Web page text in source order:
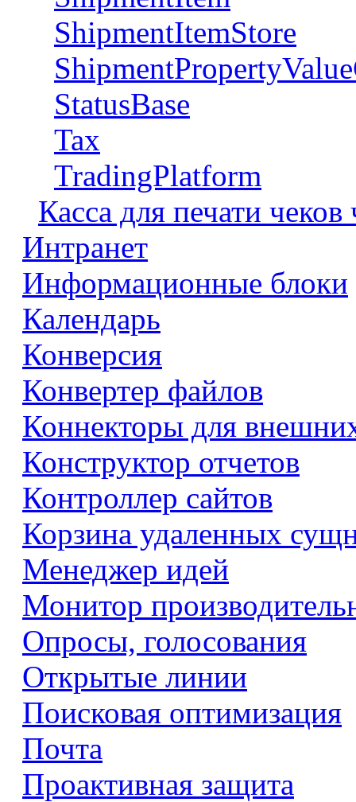
ShipmentItemStore
StatusBase
Tax
TradingPlatform
Касса для печати
Интранет
Информационные блоки
Календарь
Конверсия
Конвертер файлов
Коннекторы для
Конструктор отчетов
Контроллер сайтов
Корзина удаленных
Менеджер идей
Монитор
Опросы, голосования
Открытые линии
Поисковая оптимизация
Почта
Проактивная защита